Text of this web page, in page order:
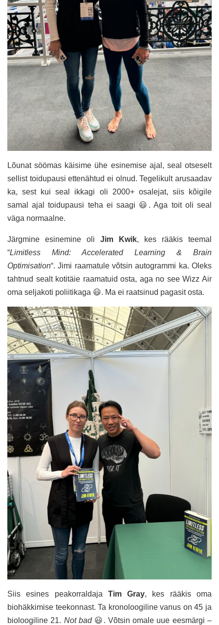
Lõunat söömas käisime ühe esinemise ajal, seal otseselt
sellist toidupausi ettenähtud ei olnud. Tegelikult arusaadav
ka, sest kui seal ikkagi oli 2000+ osalejat, siis kõigile
samal ajal toidupausi teha ei saagi 😃. Aga toit oli seal
väga normaalne.
Järgmine esinemine oli Jim Kwik, kes rääkis teemal
“Limitless Mind: Accelerated Learning & Brain
Optimisation“. Jimi raamatule võtsin autogrammi ka. Oleks
tahtnud sealt kotitäie raamatuid osta, aga no see Wizz Air
oma seljakoti poliitikaga 😃. Ma ei raatsinud pagasit osta.
Siis esines peakorraldaja Tim Gray, kes rääkis oma
biohäkkimise teekonnast. Ta kronoloogiline vanus on 45 ja
bioloogiline 21. Not bad😃. Võtsin omale uue eesmärgi –